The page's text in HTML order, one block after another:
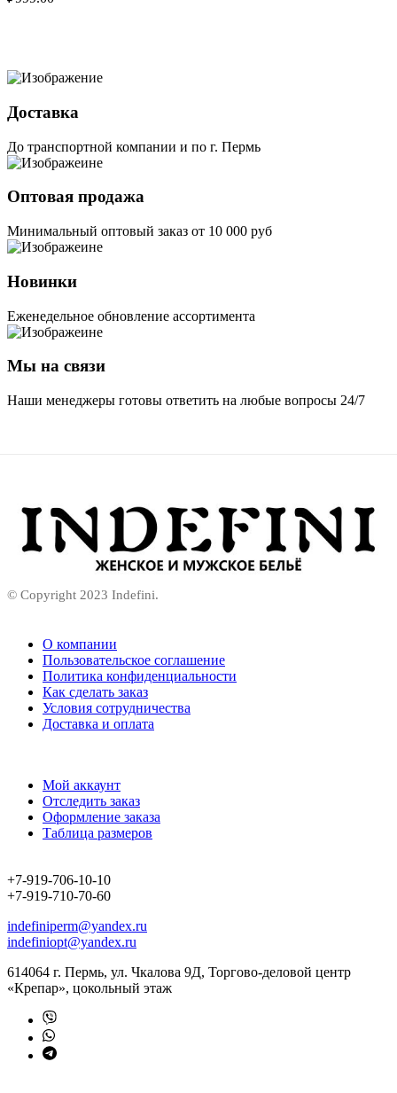
Доставка
До транспортной компании и по г. Пермь
Оптовая продажа
Минимальный оптовый заказ от 10 000 руб
Новинки
Еженедельное обновление ассортимента
Мы на связи
Наши менеджеры готовы ответить на любые вопросы 24/7
© Copyright 2023 Indefini.
О компании
Пользовательское соглашение
Политика конфиденциальности
Как сделать заказ
Условия сотрудничества
Доставка и оплата
Мой аккаунт
Отследить заказ
Оформление заказа
Таблица размеров
+7-919-706-10-10
+7-919-710-70-60
indefiniperm@yandex.ru
indefiniopt@yandex.ru
614064 г. Пермь, ул. Чкалова 9Д, Торгово-деловой центр
«Крепар», цокольный этаж